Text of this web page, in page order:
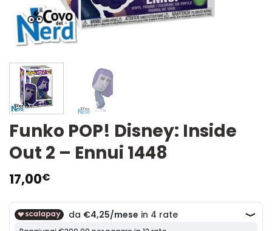
Funko POP! Disney: Inside
Out 2 – Ennui 1448
17,00€